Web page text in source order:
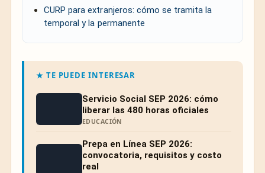
CURP para extranjeros: cómo se tramita la
temporal y la permanente
★ TE PUEDE INTERESAR
Servicio Social SEP 2026: cómo
liberar las 480 horas oficiales
EDUCACIÓN
Prepa en Línea SEP 2026:
convocatoria, requisitos y costo
real